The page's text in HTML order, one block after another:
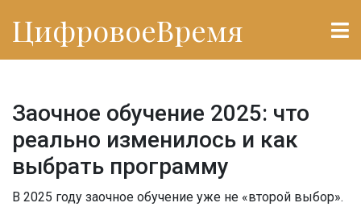
ЦифровоеВремя
Заочное обучение 2025: что
реально изменилось и как
выбрать программу
В 2025 году заочное обучение уже не «второй выбор».